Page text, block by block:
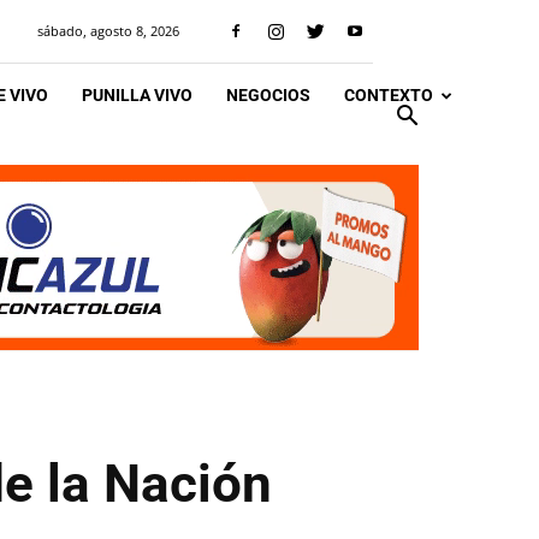
sábado, agosto 8, 2026
VIVO PUNILLA VIVO NEGOCIOS CONTEXTO
la Nación